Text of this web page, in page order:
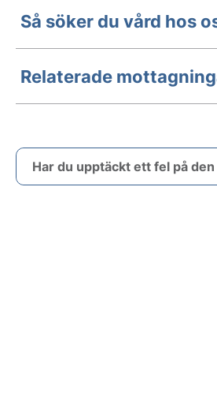
Så söker du vård hos
Relaterade
Har du upptäckt ett fel på